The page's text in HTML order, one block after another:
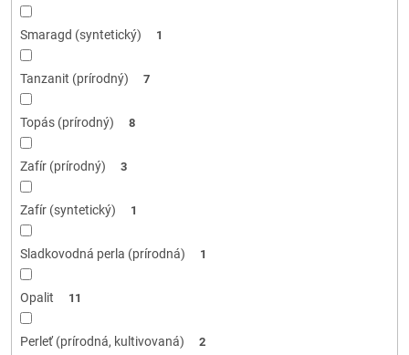
Smaragd (syntetický) 1
Tanzanit (prírodný) 7
Topás (prírodný) 8
Zafír (prírodný) 3
Zafír (syntetický) 1
Sladkovodná perla (prírodná) 1
Opalit 11
Perleť (prírodná, kultivovaná) 2